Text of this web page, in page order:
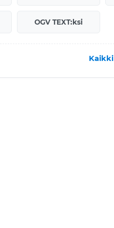
OGV TEXT:ksi